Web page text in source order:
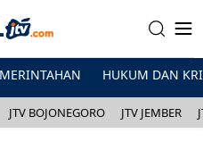
HUKUM DAN
JTV BOJONEGORO JTV JEMBER